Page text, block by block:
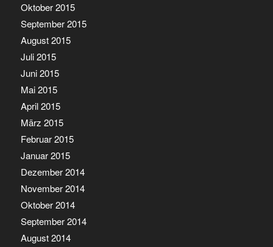
Oktober 2015
September 2015
August 2015
Juli 2015
Juni 2015
Mai 2015
April 2015
März 2015
Februar 2015
Januar 2015
Dezember 2014
November 2014
Oktober 2014
September 2014
August 2014